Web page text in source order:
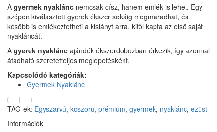
A gyermek nyaklánc nemcsak dísz, hanem emlék is lehet. Egy
szépen kiválasztott gyerek ékszer sokáig megmaradhat, és
később is emlékeztetheti a kislányt arra, kitől kapta az első saját
nyakláncát.
A gyerek nyaklánc ajándék ékszerdobozban érkezik, így azonnal
átadható szeretetteljes meglepetésként.
Kapcsolódó kategóriák:
Gyermek Nyaklánc
TAG-ek: Egyszarvú, koszorú, prémium, gyermek, nyaklánc, ezüst
Információk